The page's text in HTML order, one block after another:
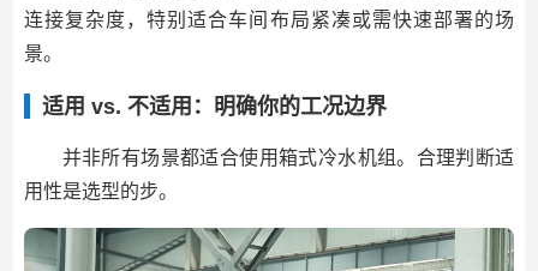
连接复杂度，特别适合车间布局紧凑或需快速部署的场
景。
适用 vs. 不适用：明确你的工况边界
并非所有场景都适合使用箱式冷水机组。合理判断适
用性是选型的步。